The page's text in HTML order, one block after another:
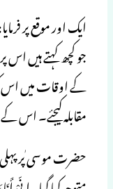
جو کچھ کہتے ہیں
کے اوقات میں اس
مقابلہ کیجئے۔ اس
حضرت موسی ٰپر